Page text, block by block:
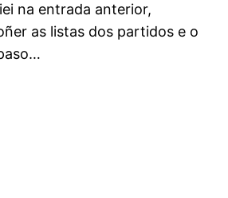
na entrada anterior,
as listas dos partidos e o